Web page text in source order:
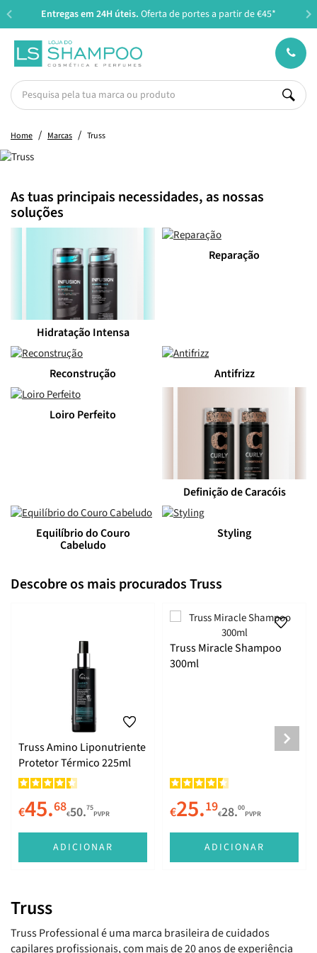
Entregas em 24H úteis. Oferta de portes a partir de €45*
Home Marcas Truss
As tuas principais necessidades, as nossas
soluções
Hidratação Intensa
Reparação
Reconstrução Antifrizz
Loiro Perfeito
Definição de Caracóis
Equilíbrio do Couro
Cabeludo
Styling
Descobre os mais procurados Truss
Truss Amino Liponutriente
Protetor Térmico 225ml
€45.68€50.75
PVPR
ADICIONAR
Truss Miracle Shampoo
300ml
€25.19€28.00
PVPR
ADICIONAR
Truss
Truss Professional é uma marca brasileira de cuidados
capilares profissionais, com mais de 20 anos de experiência